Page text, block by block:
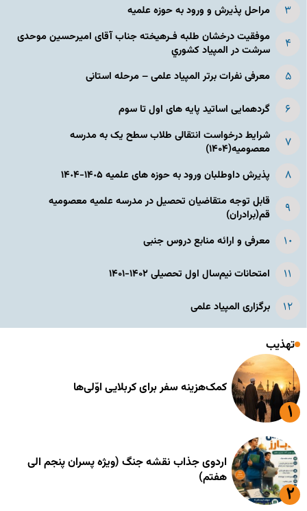
مراحل پذیرش و ورود به حوزه علمیه
موفقیت درخشان طلبه فـرهیخته جناب آقای امیرحسین موحدی
سرشت در المپياد كشوري
معرفی نفرات برتر المپیاد علمی – مرحله استانی
گردهمایی اساتید پایه های اول تا سوم
شرایط درخواست انتقالی طلاب سطح یک به مدرسه
معصومیه(۱۴۰۴)
پذیرش داوطلبان ورود به حوزه های علمیه ١۴٠۵-١۴٠۴
قابل توجه متقاضیان تحصیل در مدرسه علمیه معصومیه
قم(برادران)
معرفی و ارائه منابع دروس جنبی
امتحانات نیم‌سال اول تحصیلی ۱۴۰۲-۱۴۰۱
برگزاری المپیاد علمی
تهذیب
کمک‌هزینه سفر برای کربلایی اوّلی‌ها
اردوی جذاب نقشه جنگ (ویژه پسران پنجم الی
هفتم)